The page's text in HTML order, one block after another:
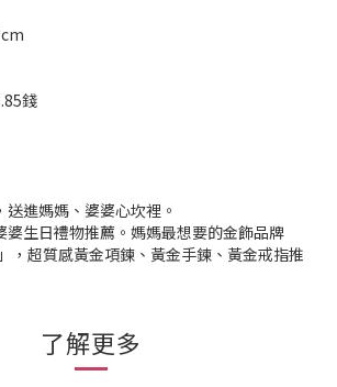
錢
進媽媽、婆婆心坎裡。
婆生日禮物推薦。媽媽最想要的金飾品牌
，超質感黃金項鍊、黃金手鍊、黃金戒指推
了解更多